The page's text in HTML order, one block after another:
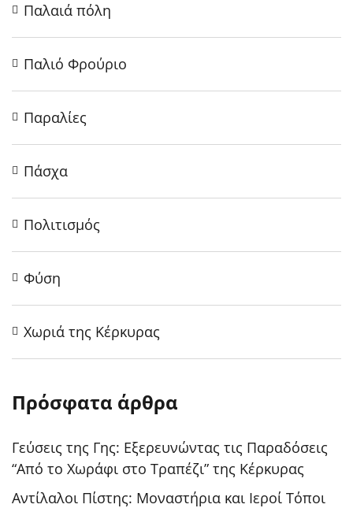
Παλαιά πόλη
Παλιό Φρούριο
Παραλίες
Πάσχα
Πολιτισμός
Φύση
Χωριά της Κέρκυρας
Πρόσφατα άρθρα
Γεύσεις της Γης: Εξερευνώντας τις Παραδόσεις
“Από το Χωράφι στο Τραπέζι” της Κέρκυρας
Αντίλαλοι Πίστης: Μοναστήρια και Ιεροί Τόποι